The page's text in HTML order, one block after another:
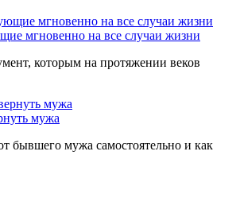
мгновенно на все случаи жизни
которым на протяжении веков
мужа
бывшего мужа самостоятельно и как